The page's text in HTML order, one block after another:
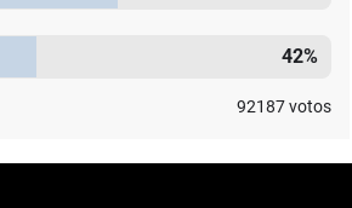
42%
92187votos